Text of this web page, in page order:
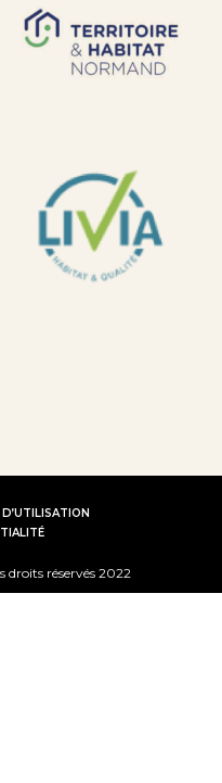
droits réservés 2022